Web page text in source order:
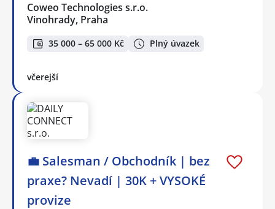
Coweo Technologies s.r.o.
Vinohrady, Praha
35 000 – 65 000 Kč Plný úvazek
včerejší
💼 Salesman / Obchodník | bez
praxe? Nevadí | 30K + VYSOKÉ
provize